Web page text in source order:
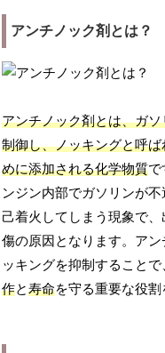
アンチノック剤とは？
アンチノック剤とは、ガ
制御し、ノッキングと呼
めに添加される化学物質で
ンジン内部でガソリンが
己着火してしまう現象で
傷の原因となります。ア
ッキングを抑制すること
作と寿命を守る重要な役割